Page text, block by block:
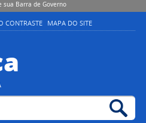
sua Barra de Governo
CONTRASTE MAPA DO SITE